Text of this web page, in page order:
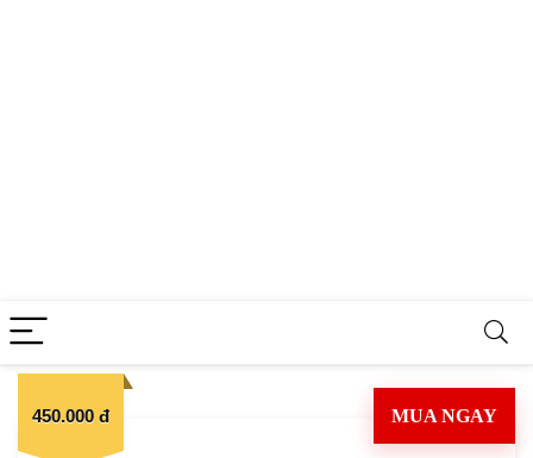
450.000 đ MUA NGAY